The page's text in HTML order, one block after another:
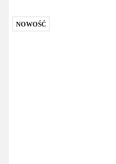
NOWOŚĆ